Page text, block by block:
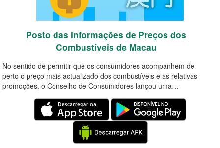
Posto das Informações de Preços dos
Combustíveis de Macau
No sentido de permitir que os consumidores acompanhem de
perto o preço mais actualizado dos combustíveis e as relativas
promoções, o Conselho de Consumidores lançou uma…